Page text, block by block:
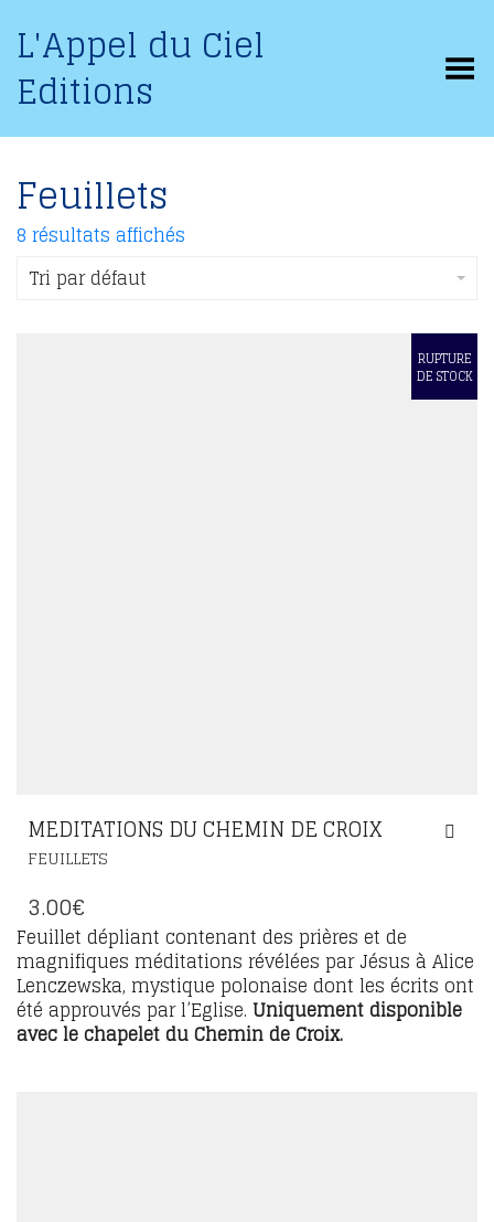
L'Appel du Ciel
Editions Basculer le menu
Feuillets
8 résultats affichés
Tri par défaut
RUPTURE
DE STOCK
MEDITATIONS DU CHEMIN DE CROIX
FEUILLETS
3.00€
Feuillet dépliant contenant des prières et de
magnifiques méditations révélées par Jésus à Alice
Lenczewska, mystique polonaise dont les écrits ont
été approuvés par l’Eglise. Uniquement disponible
avec le chapelet du Chemin de Croix.